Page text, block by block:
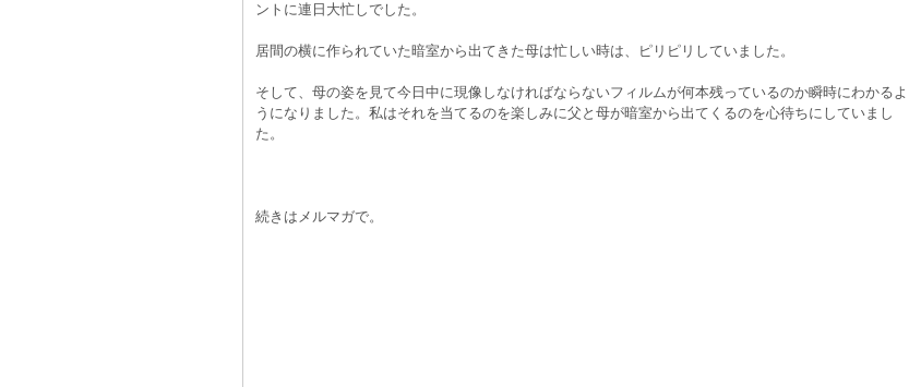
ントに連日大忙しでした。
居間の横に作られていた暗室から出てきた母は忙しい時は、ピリピリしていました。
そして、母の姿を見て今日中に現像しなければならないフィルムが何本残っているのか瞬時にわかるよ
うになりました。私はそれを当てるのを楽しみに父と母が暗室から出てくるのを心待ちにしていまし
た。
続きはメルマガで。